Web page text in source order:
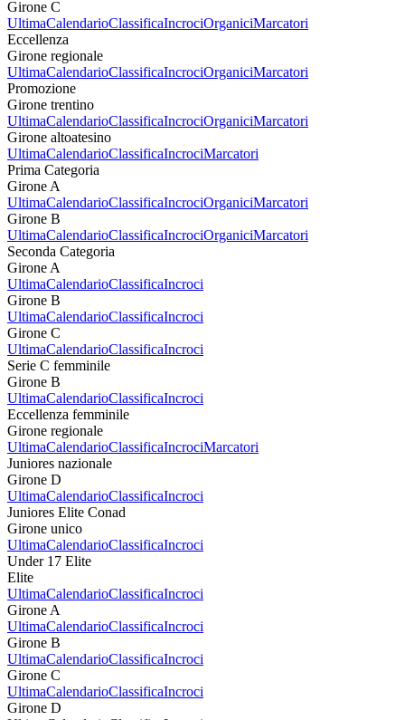
Girone C
UltimaCalendarioClassificaIncrociOrganiciMarcatori
Eccellenza
Girone regionale
UltimaCalendarioClassificaIncrociOrganiciMarcatori
Promozione
Girone trentino
UltimaCalendarioClassificaIncrociOrganiciMarcatori
Girone altoatesino
UltimaCalendarioClassificaIncrociMarcatori
Prima Categoria
Girone A
UltimaCalendarioClassificaIncrociOrganiciMarcatori
Girone B
UltimaCalendarioClassificaIncrociOrganiciMarcatori
Seconda Categoria
Girone A
UltimaCalendarioClassificaIncroci
Girone B
UltimaCalendarioClassificaIncroci
Girone C
UltimaCalendarioClassificaIncroci
Serie C femminile
Girone B
UltimaCalendarioClassificaIncroci
Eccellenza femminile
Girone regionale
UltimaCalendarioClassificaIncrociMarcatori
Juniores nazionale
Girone D
UltimaCalendarioClassificaIncroci
Juniores Elite Conad
Girone unico
UltimaCalendarioClassificaIncroci
Under 17 Elite
Elite
UltimaCalendarioClassificaIncroci
Girone A
UltimaCalendarioClassificaIncroci
Girone B
UltimaCalendarioClassificaIncroci
Girone C
UltimaCalendarioClassificaIncroci
Girone D